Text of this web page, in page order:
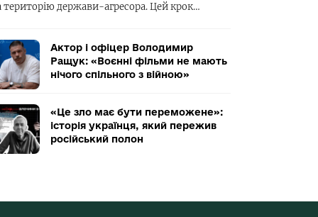
територію держави-агресора. Цей крок…
Актор і офіцер Володимир
Ращук: «Воєнні фільми не мають
нічого спільного з війною»
«Це зло має бути переможене»:
історія українця, який пережив
російський полон